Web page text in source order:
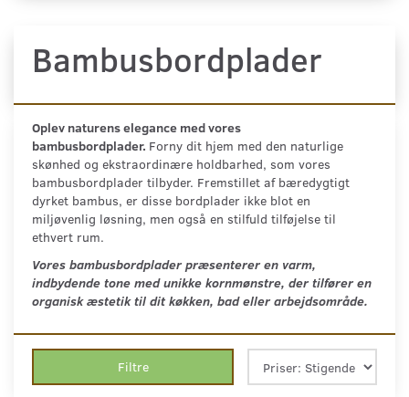
Bambusbordplader
Oplev naturens elegance med vores
bambusbordplader. Forny dit hjem med den naturlige
skønhed og ekstraordinære holdbarhed, som vores
bambusbordplader tilbyder. Fremstillet af bæredygtigt
dyrket bambus, er disse bordplader ikke blot en
miljøvenlig løsning, men også en stilfuld tilføjelse til
ethvert rum.
Vores bambusbordplader præsenterer en varm,
indbydende tone med unikke kornmønstre, der tilfører en
organisk æstetik til dit køkken, bad eller arbejdsområde.
Filtre